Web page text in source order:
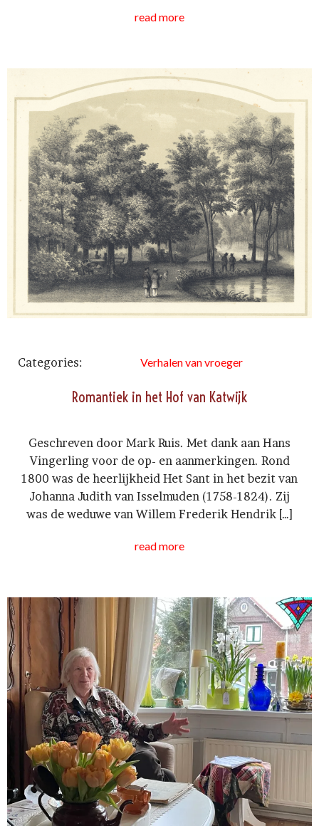
read more
Categories: Verhalen van vroeger
Romantiek in het Hof van Katwijk
Geschreven door Mark Ruis. Met dank aan Hans
Vingerling voor de op- en aanmerkingen. Rond
1800 was de heerlijkheid Het Sant in het bezit van
Johanna Judith van Isselmuden (1758-1824). Zij
was de weduwe van Willem Frederik Hendrik […]
read more